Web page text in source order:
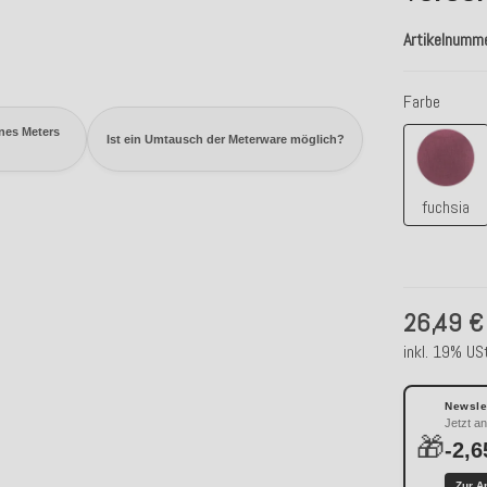
Meters
Ist ein Umtausch der Meterware möglich?
Farbe
fuchsia
fuchsia
26,49 €
inkl. 19%
🎁
Jetzt
-